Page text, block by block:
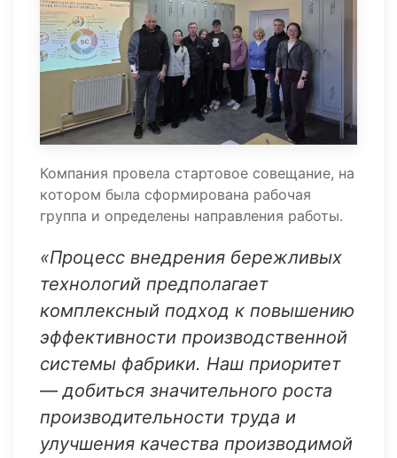
Компания провела стартовое совещание, на
котором была сформирована рабочая
группа и определены направления работы.
«Процесс внедрения бережливых
технологий предполагает
комплексный подход к повышению
эффективности производственной
системы фабрики. Наш приоритет
— добиться значительного роста
производительности труда и
улучшения качества производимой